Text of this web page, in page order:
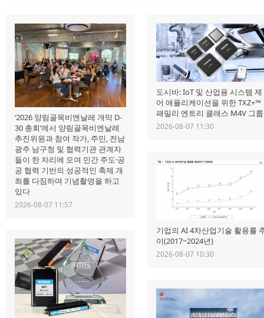
‘2026 양림골목비엔날레 개막 D-
30 총회’에서 양림골목비엔날레
추진위원과 참여 작가, 주민, 전남
광주 남구청 및 협력기관 관계자
들이 한 자리에 모여 민간 주도·공
공 협력 기반의 성공적인 축제 개
최를 다짐하며 기념촬영을 하고
있다
2026-08-07 11:57
도시바: IoT 및 산업용 시스템 제
어 애플리케이션을 위한 TXZ+™
패밀리 엔트리 클래스 M4V 그룹
2026-08-07 11:30
기업의 AI 4차산업기술 활용률
이(2017~2024년)
2026-08-07 10:30